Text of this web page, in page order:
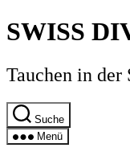
Direkt
zum
wechseln
SWISS
Tauchen in der
Suche
Menü